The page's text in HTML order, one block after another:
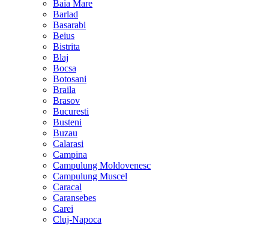
Baia Mare
Barlad
Basarabi
Beius
Bistrita
Blaj
Bocsa
Botosani
Braila
Brasov
Bucuresti
Busteni
Buzau
Calarasi
Campina
Campulung Moldovenesc
Campulung Muscel
Caracal
Caransebes
Carei
Cluj-Napoca